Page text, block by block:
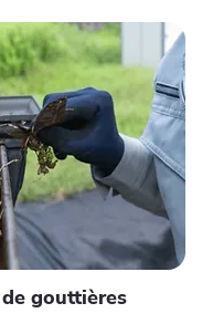
gouttières